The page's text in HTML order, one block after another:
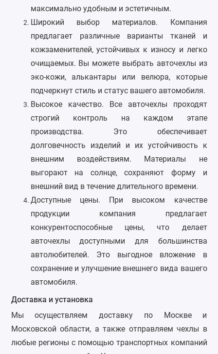
максимально удобным и эстетичным.
Широкий выбор материалов. Компания
предлагает различные варианты тканей и
кожзаменителей, устойчивых к износу и легко
очищаемых. Вы можете выбрать авточехлы из
эко-кожи, алькантары или велюра, которые
подчеркнут стиль и статус вашего автомобиля.
Высокое качество. Все авточехлы проходят
строгий контроль на каждом этапе
производства. Это обеспечивает
долговечность изделий и их устойчивость к
внешним воздействиям. Материалы не
выгорают на солнце, сохраняют форму и
внешний вид в течение длительного времени.
Доступные цены. При высоком качестве
продукции компания предлагает
конкурентоспособные цены, что делает
авточехлы доступными для большинства
автолюбителей. Это выгодное вложение в
сохранение и улучшение внешнего вида вашего
автомобиля.
Доставка и установка
Мы осуществляем доставку по Москве и
Московской области, а также отправляем чехлы в
любые регионы с помощью транспортных компаний